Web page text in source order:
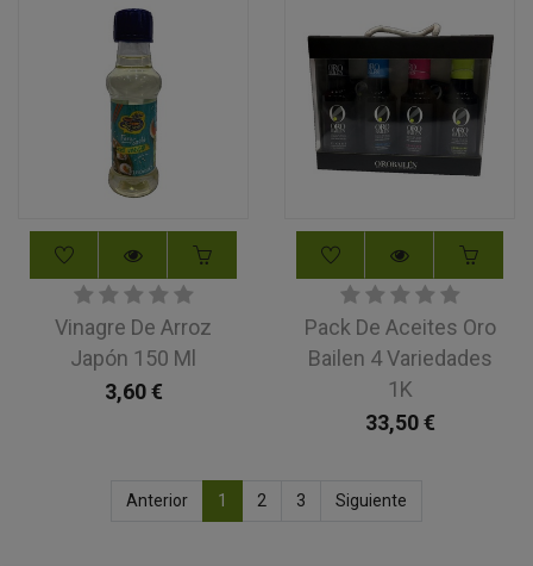
Vinagre De Arroz
Japón 150 Ml
3,60€
Pack De Aceites Oro
Bailen 4 Variedades
1K
33,50€
Anterior 1 2 3 Siguiente